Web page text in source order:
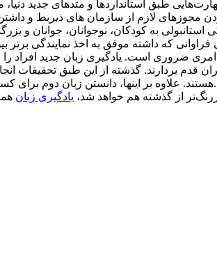
ضروری است. یادگیری زبان جدید افراد
قدم بردارند. گذشته از این طبق تحقیقات
هستند. علاوه بر اینها، دانستن زبان دوم برای کسانی که قصد مهاجرت و بهبود موقعیت شغلی و شرایط زندگی خود را دارند، الزامی است.
از گذشته هم خواهد شد، یادگیری زبان